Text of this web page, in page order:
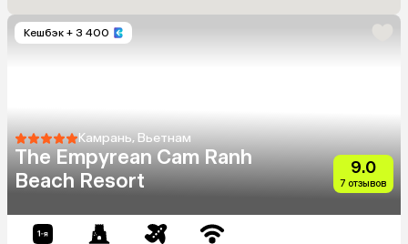
Кешбэк + 3 400
Камрань, Вьетнам
The Empyrean Cam Ranh
Beach Resort
9.0
7 отзывов